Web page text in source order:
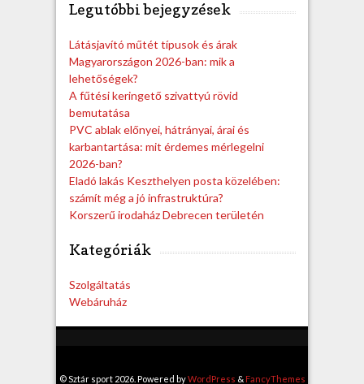
Legutóbbi bejegyzések
Látásjavító műtét típusok és árak
Magyarországon 2026-ban: mik a
lehetőségek?
A fűtési keringető szivattyú rövid
bemutatása
PVC ablak előnyei, hátrányai, árai és
karbantartása: mit érdemes mérlegelni
2026-ban?
Eladó lakás Keszthelyen posta közelében:
számít még a jó infrastruktúra?
Korszerű irodaház Debrecen területén
Kategóriák
Szolgáltatás
Webáruház
© Sztár sport 2026. Powered byWordPress & FancyThemes